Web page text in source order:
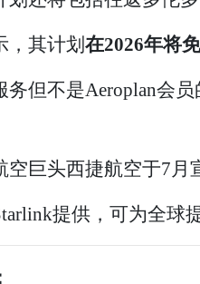
，其计划 在2026年将
务但不是Aeroplan会
空巨头西捷航空于7月
提供，可为全球